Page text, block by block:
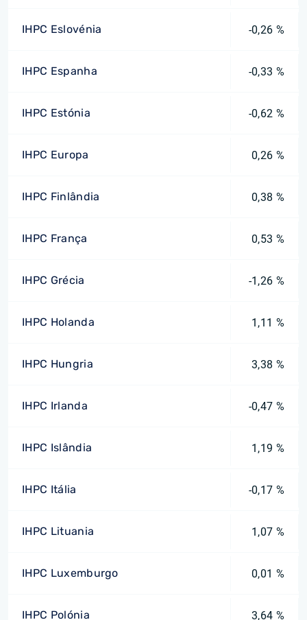
IHPC Eslovénia -0,26 %
IHPC Espanha -0,33 %
IHPC Estónia -0,62 %
IHPC Europa 0,26 %
IHPC Finlândia 0,38 %
IHPC França 0,53 %
IHPC Grécia -1,26 %
IHPC Holanda 1,11 %
IHPC Hungria 3,38 %
IHPC Irlanda -0,47 %
IHPC Islândia 1,19 %
IHPC Itália -0,17 %
IHPC Lituania 1,07 %
IHPC Luxemburgo 0,01 %
IHPC Polónia 3,64 %